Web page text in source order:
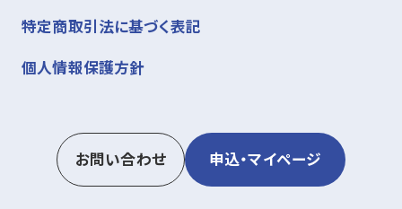
特定商取引法に基づく表記
個人情報保護方針
お問い合わせ 申込・マイページ